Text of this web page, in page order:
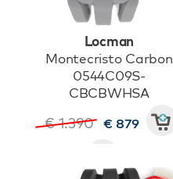
Locman
Montecristo Carbon
0544C09S-
CBCBWHSA
€ 1.390 € 879